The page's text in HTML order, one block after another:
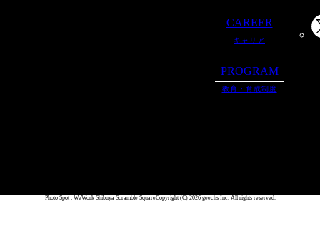
CAREER
キャリア
PROGRAM
教育・育成制度
Photo Spot : WeWork Shibuya Scramble SquareCopyright (C) 2026 geechs Inc. All rights reserved.